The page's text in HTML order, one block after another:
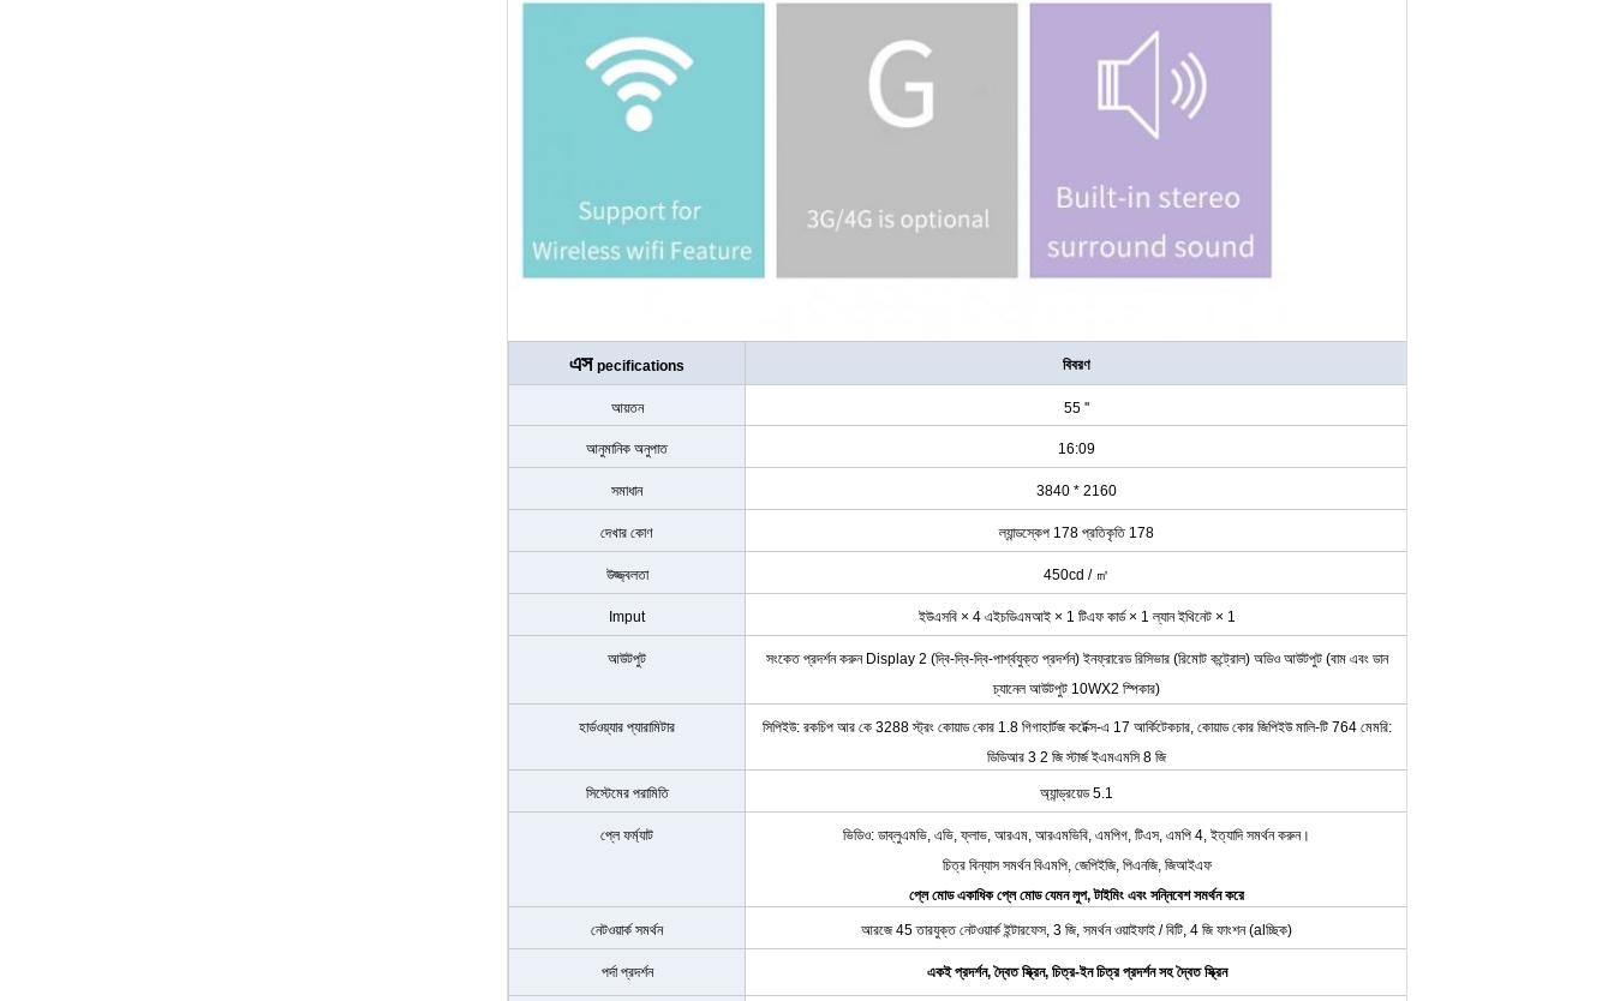
এস pecifications বিবরণ
আয়তন 55 ''
আনুমানিক অনুপাত 16:09
সমাধান 3840 * 2160
দেখার কোণ ল্যান্ডস্কেপ 178 প্রতিকৃতি 178
উজ্জ্বলতা 450cd / ㎡
Imput ইউএসবি × 4 এইচডিএমআই × 1 টিএফ কার্ড × 1 ল্যান ইথিনেট × 1
আউটপুট
সংকেত প্রদর্শন করুন Display 2 (দ্বি-দ্বি-দ্বি-পার্শ্বযুক্ত প্রদর্শন) ইনফ্রারেড রিসিভার (রিমোট কন্ট্রোল) অডিও আউটপুট (বাম এবং ডান
চ্যানেল আউটপুট 10WX2 স্পিকার)
হার্ডওয়্যার প্যারামিটার
সিপিইউ: রকচিপ আর কে 3288 স্ট্রং কোয়াড কোর 1.8 গিগাহার্টজ কর্টেক্স-এ 17 আর্কিটেকচার, কোয়াড কোর জিপিইউ মালি-টি 764 মেমরি:
ডিডিআর 3 2 জি স্টার্জ ইএমএমসি 8 জি
সিস্টেমের পরামিতি অ্যান্ড্রয়েড 5.1
প্লে ফর্ম্যাট
ভিডিও: ডাব্লুএমভি, এভি, ফ্লাভ, আরএম, আরএমভিবি, এমপিগ, টিএস, এমপি 4, ইত্যাদি সমর্থন করুন।
চিত্র বিন্যাস সমর্থন বিএমপি, জেপিইজি, পিএনজি, জিআইএফ
প্লে মোড একাধিক প্লে মোড যেমন লুপ, টাইমিং এবং সন্নিবেশ সমর্থন করে
নেটওয়ার্ক সমর্থন আরজে 45 তারযুক্ত নেটওয়ার্ক ইন্টারফেস, 3 জি, সমর্থন ওয়াইফাই / বিটি, 4 জি ফাংশন (alচ্ছিক)
পর্দা প্রদর্শন একই প্রদর্শন, দ্বৈত স্ক্রিন, চিত্র-ইন চিত্র প্রদর্শন সহ দ্বৈত স্ক্রিন